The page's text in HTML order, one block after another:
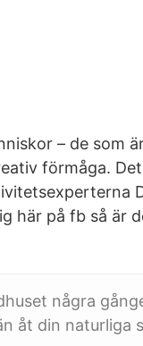
– de som
förmåga.
här på fb så är
några
åt din naturliga